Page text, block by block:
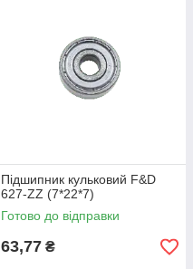
Підшипник кульковий F&D
627-ZZ (7*22*7)
Готово до відправки
63,77 ₴